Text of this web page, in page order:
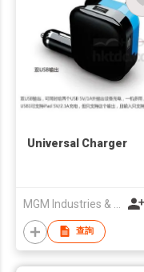
Universal Charger
查詢